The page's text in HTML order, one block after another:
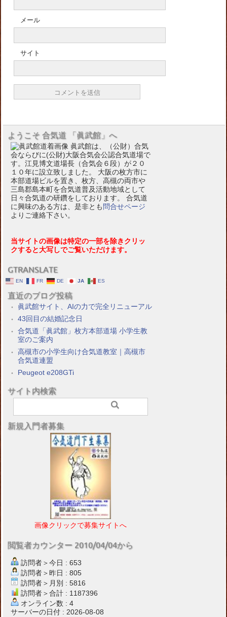
メール
サイト
ようこそ 合気道 「眞武館」へ
眞武館は、（公財）合気
会ならびに(公財)大阪合気会公認合気道場で
す。江見博文道場長（合気会６段）が２０
１０年に設立致しました。 大阪の枚方市に
本部道場ビルを置き、枚方、高槻の両市や
三島郡島本町を合気道普及活動地域として
日々合気道の研鑽をしております。 合気道
に興味のある方は、是非とも 問合せページ
よりご連絡下さい。
当サイトの画像は特定の一部を除きクリッ
クすると大写しでご覧いただけます。
GTRANSLATE
EN FR DE JA ES
直近のブログ投稿
眞武館サイト、AIの力で完全リニューアル
43回目の結婚記念日
合気道「眞武館」枚方本部道場 小学生教
室のご案内
高槻市の小学生向け合気道教室｜高槻市
合気道連盟
Peugeot e208GTi
サイト内検索
新規入門者募集
画像クリックで募集サイトへ
閲覧者カウンター 2010/04/04から
訪問者＞今日 : 653
訪問者＞昨日 : 805
訪問者＞月別 : 5816
訪問者＞合計 : 1187396
オンライン数 : 4
サーバーの日付 : 2026-08-08